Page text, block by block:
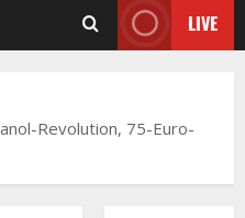
LIVE
Revolution, 75-Euro-